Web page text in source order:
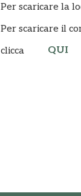
Per scaricare la
Per scaricare il
clicca
QUI